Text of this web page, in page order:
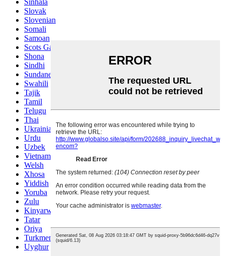
Slovak
Slovenian
Somali
Samoan
Scots Gaelic
Shona
Sindhi
Sundanese
Swahili
Tajik
Tamil
Telugu
Thai
Ukrainian
Urdu
Uzbek
Vietnamese
Welsh
Xhosa
Yiddish
Yoruba
Zulu
Kinyarwanda
Tatar
Oriya
Turkmen
Uyghur